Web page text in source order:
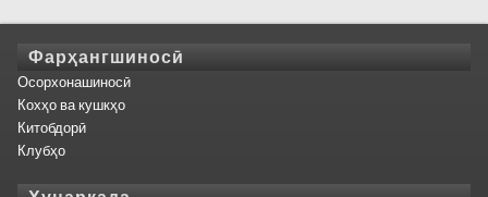
Фарҳангшиносӣ
Осорхонашиносӣ
Кохҳо ва кушкҳо
Китобдорӣ
Клубҳо